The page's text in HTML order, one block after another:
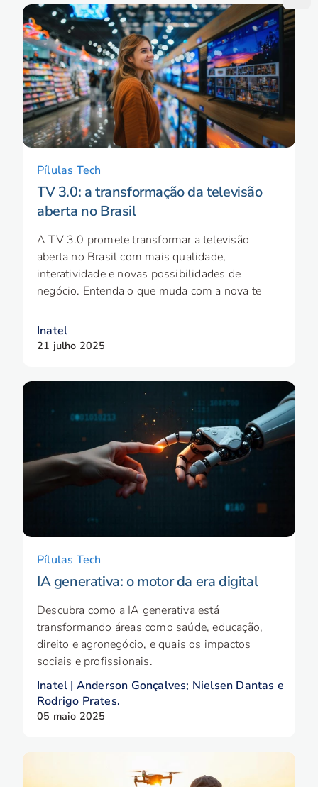
Pílulas Tech
TV 3.0: a transformação da televisão
aberta no Brasil
A TV 3.0 promete transformar a televisão
aberta no Brasil com mais qualidade,
interatividade e novas possibilidades de
negócio. Entenda o que muda com a nova te
Inatel
21 julho 2025
Pílulas Tech
IA generativa: o motor da era digital
Descubra como a IA generativa está
transformando áreas como saúde, educação,
direito e agronegócio, e quais os impactos
sociais e profissionais.
Inatel | Anderson Gonçalves; Nielsen Dantas e
Rodrigo Prates.
05 maio 2025